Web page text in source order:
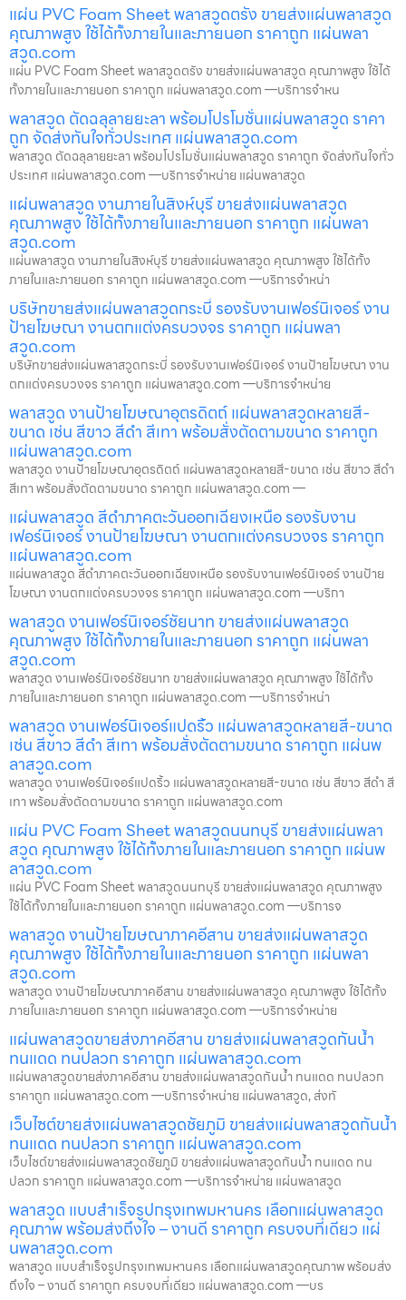
แผ่น PVC Foam Sheet พลาสวูดตรัง ขายส่งแผ่นพลาสวูด
คุณภาพสูง ใช้ได้ทั้งภายในและภายนอก ราคาถูก แผ่นพลา
สวูด.com
แผ่น PVC Foam Sheet พลาสวูดตรัง ขายส่งแผ่นพลาสวูด คุณภาพสูง ใช้ได้
ทั้งภายในและภายนอก ราคาถูก แผ่นพลาสวูด.com —บริการจำหน
พลาสวูด ตัดฉลุลายยะลา พร้อมโปรโมชั่นแผ่นพลาสวูด ราคา
ถูก จัดส่งทันใจทั่วประเทศ แผ่นพลาสวูด.com
พลาสวูด ตัดฉลุลายยะลา พร้อมโปรโมชั่นแผ่นพลาสวูด ราคาถูก จัดส่งทันใจทั่ว
ประเทศ แผ่นพลาสวูด.com —บริการจำหน่าย แผ่นพลาสวูด
แผ่นพลาสวูด งานภายในสิงห์บุรี ขายส่งแผ่นพลาสวูด
คุณภาพสูง ใช้ได้ทั้งภายในและภายนอก ราคาถูก แผ่นพลา
สวูด.com
แผ่นพลาสวูด งานภายในสิงห์บุรี ขายส่งแผ่นพลาสวูด คุณภาพสูง ใช้ได้ทั้ง
ภายในและภายนอก ราคาถูก แผ่นพลาสวูด.com —บริการจำหน่า
บริษัทขายส่งแผ่นพลาสวูดกระบี่ รองรับงานเฟอร์นิเจอร์ งาน
ป้ายโฆษณา งานตกแต่งครบวงจร ราคาถูก แผ่นพลา
สวูด.com
บริษัทขายส่งแผ่นพลาสวูดกระบี่ รองรับงานเฟอร์นิเจอร์ งานป้ายโฆษณา งาน
ตกแต่งครบวงจร ราคาถูก แผ่นพลาสวูด.com —บริการจำหน่าย
พลาสวูด งานป้ายโฆษณาอุตรดิตถ์ แผ่นพลาสวูดหลายสี-
ขนาด เช่น สีขาว สีดำ สีเทา พร้อมสั่งตัดตามขนาด ราคาถูก
แผ่นพลาสวูด.com
พลาสวูด งานป้ายโฆษณาอุตรดิตถ์ แผ่นพลาสวูดหลายสี-ขนาด เช่น สีขาว สีดำ
สีเทา พร้อมสั่งตัดตามขนาด ราคาถูก แผ่นพลาสวูด.com —
แผ่นพลาสวูด สีดำภาคตะวันออกเฉียงเหนือ รองรับงาน
เฟอร์นิเจอร์ งานป้ายโฆษณา งานตกแต่งครบวงจร ราคาถูก
แผ่นพลาสวูด.com
แผ่นพลาสวูด สีดำภาคตะวันออกเฉียงเหนือ รองรับงานเฟอร์นิเจอร์ งานป้าย
โฆษณา งานตกแต่งครบวงจร ราคาถูก แผ่นพลาสวูด.com —บริกา
พลาสวูด งานเฟอร์นิเจอร์ชัยนาท ขายส่งแผ่นพลาสวูด
คุณภาพสูง ใช้ได้ทั้งภายในและภายนอก ราคาถูก แผ่นพลา
สวูด.com
พลาสวูด งานเฟอร์นิเจอร์ชัยนาท ขายส่งแผ่นพลาสวูด คุณภาพสูง ใช้ได้ทั้ง
ภายในและภายนอก ราคาถูก แผ่นพลาสวูด.com —บริการจำหน่า
พลาสวูด งานเฟอร์นิเจอร์แปดริ้ว แผ่นพลาสวูดหลายสี-ขนาด
เช่น สีขาว สีดำ สีเทา พร้อมสั่งตัดตามขนาด ราคาถูก แผ่นพ
ลาสวูด.com
พลาสวูด งานเฟอร์นิเจอร์แปดริ้ว แผ่นพลาสวูดหลายสี-ขนาด เช่น สีขาว สีดำ สี
เทา พร้อมสั่งตัดตามขนาด ราคาถูก แผ่นพลาสวูด.com
แผ่น PVC Foam Sheet พลาสวูดนนทบุรี ขายส่งแผ่นพลา
สวูด คุณภาพสูง ใช้ได้ทั้งภายในและภายนอก ราคาถูก แผ่นพ
ลาสวูด.com
แผ่น PVC Foam Sheet พลาสวูดนนทบุรี ขายส่งแผ่นพลาสวูด คุณภาพสูง
ใช้ได้ทั้งภายในและภายนอก ราคาถูก แผ่นพลาสวูด.com —บริการจ
พลาสวูด งานป้ายโฆษณาภาคอีสาน ขายส่งแผ่นพลาสวูด
คุณภาพสูง ใช้ได้ทั้งภายในและภายนอก ราคาถูก แผ่นพลา
สวูด.com
พลาสวูด งานป้ายโฆษณาภาคอีสาน ขายส่งแผ่นพลาสวูด คุณภาพสูง ใช้ได้ทั้ง
ภายในและภายนอก ราคาถูก แผ่นพลาสวูด.com —บริการจำหน่าย
แผ่นพลาสวูดขายส่งภาคอีสาน ขายส่งแผ่นพลาสวูดกันน้ำ
ทนแดด ทนปลวก ราคาถูก แผ่นพลาสวูด.com
แผ่นพลาสวูดขายส่งภาคอีสาน ขายส่งแผ่นพลาสวูดกันน้ำ ทนแดด ทนปลวก
ราคาถูก แผ่นพลาสวูด.com —บริการจำหน่าย แผ่นพลาสวูด, ส่งทั
เว็บไซต์ขายส่งแผ่นพลาสวูดชัยภูมิ ขายส่งแผ่นพลาสวูดกันน้ำ
ทนแดด ทนปลวก ราคาถูก แผ่นพลาสวูด.com
เว็บไซต์ขายส่งแผ่นพลาสวูดชัยภูมิ ขายส่งแผ่นพลาสวูดกันน้ำ ทนแดด ทน
ปลวก ราคาถูก แผ่นพลาสวูด.com —บริการจำหน่าย แผ่นพลาสวูด
พลาสวูด แบบสำเร็จรูปกรุงเทพมหานคร เลือกแผ่นพลาสวูด
คุณภาพ พร้อมส่งถึงใจ – งานดี ราคาถูก ครบจบที่เดียว แผ่
นพลาสวูด.com
พลาสวูด แบบสำเร็จรูปกรุงเทพมหานคร เลือกแผ่นพลาสวูดคุณภาพ พร้อมส่ง
ถึงใจ – งานดี ราคาถูก ครบจบที่เดียว แผ่นพลาสวูด.com —บร